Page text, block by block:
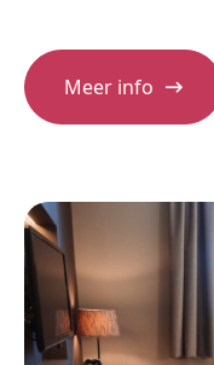
Meer info